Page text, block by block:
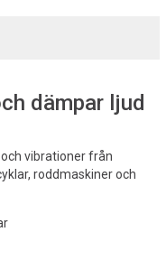
dämpar ljud
vibrationer från
roddmaskiner och